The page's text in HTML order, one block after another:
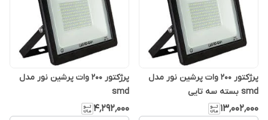
پرژکتور 200 وات پرشین نور مدل
smd بسته سه تایی
۱۳٬۰۰۲٬۰۰۰
پرژکتور 200 وات پرشین نور مدل
smd
۴٬۲۹۲٬۰۰۰